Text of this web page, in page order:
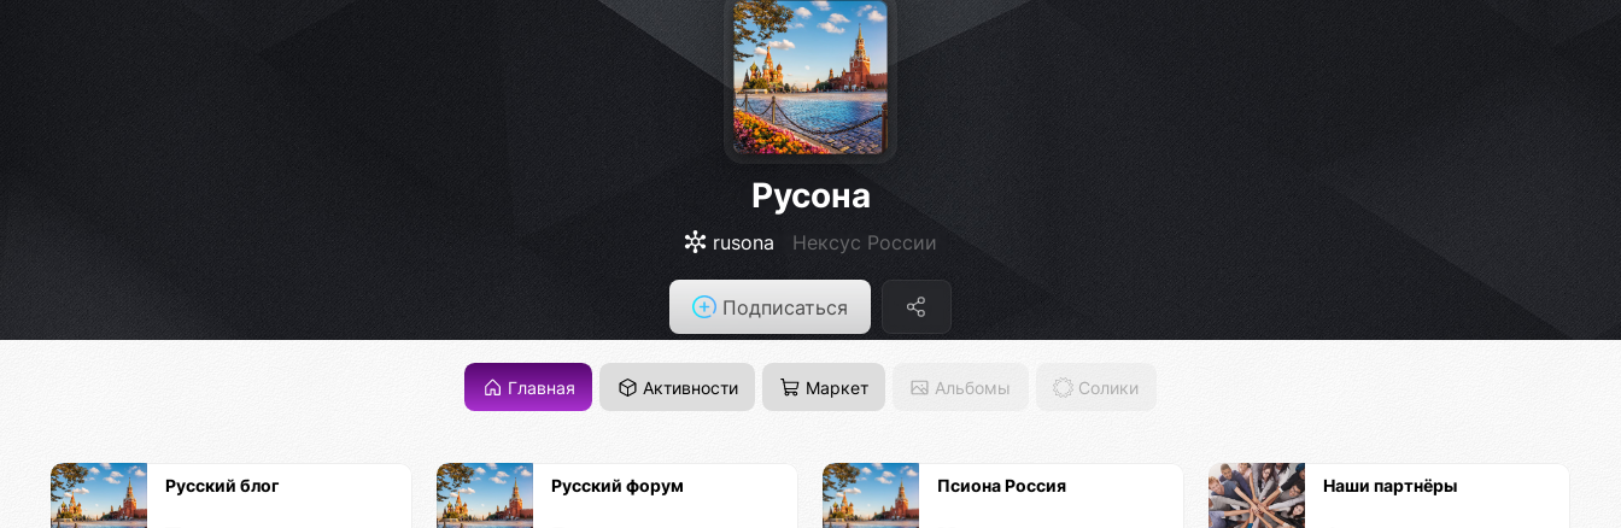
Русона
rusona Нексус России
Подписаться
Главная Активности Маркет Альбомы Солики
Русский блог Русский форум Псиона Россия Наши партнёры